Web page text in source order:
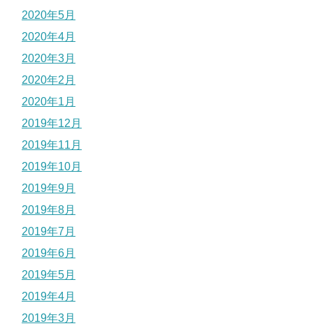
2020年5月
2020年4月
2020年3月
2020年2月
2020年1月
2019年12月
2019年11月
2019年10月
2019年9月
2019年8月
2019年7月
2019年6月
2019年5月
2019年4月
2019年3月